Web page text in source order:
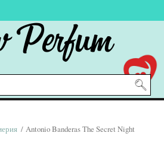
Perfum
/ Antonio Banderas The Secret Night